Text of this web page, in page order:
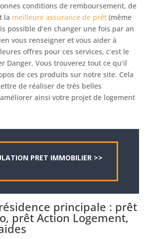
conditions de remboursement, de
la meilleure assurance de prêt (même
possible d’en changer une fois par an
vous renseigner et vous aider à
offres pour ces services, c’est le
Danger. Vous trouverez tout ce qu’il
de ces produits sur notre site. Cela
de réaliser de très belles
ainsi votre projet de logement
PRET IMMOBILIER >>
principale : prêt
prêt Action Logement,